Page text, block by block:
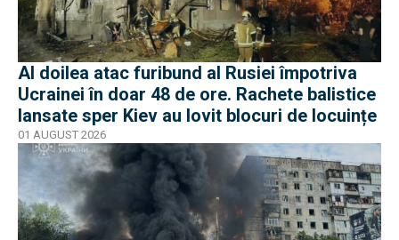
Al doilea atac furibund al Rusiei împotriva
Ucrainei în doar 48 de ore. Rachete balistice
lansate sper Kiev au lovit blocuri de locuințe
01 AUGUST 2026